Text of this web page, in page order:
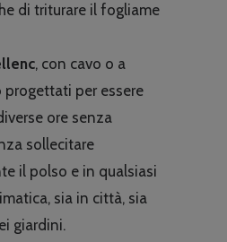
di triturare il fogliame
, con cavo o a
progettati per essere
ore senza
sollecitare
il polso e in qualsiasi
sia in città, sia
giardini.